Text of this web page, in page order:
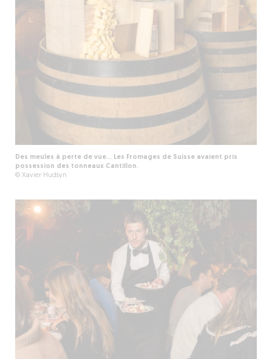
Des meules à perte de vue... Les Fromages de Suisse avaient pris
possession des tonneaux Cantillon.
© Xavier Hudsyn